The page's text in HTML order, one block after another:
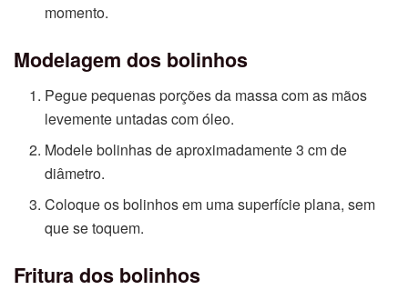
momento.
Modelagem dos bolinhos
Pegue pequenas porções da massa com as mãos
levemente untadas com óleo.
Modele bolinhas de aproximadamente 3 cm de
diâmetro.
Coloque os bolinhos em uma superfície plana, sem
que se toquem.
Fritura dos bolinhos